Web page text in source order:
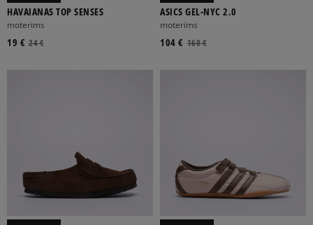
HAVAIANAS TOP SENSES
moterims
24 €
19 €
ASICS GEL-NYC 2.0
moterims
160 €
104 €